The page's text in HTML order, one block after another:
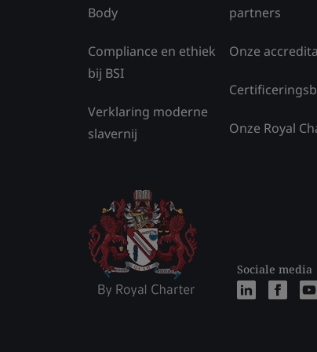
Body
Compliance en ethiek
bij BSI
Verklaring moderne
slavernij
partners
Onze
Onze Royal
Sociale media